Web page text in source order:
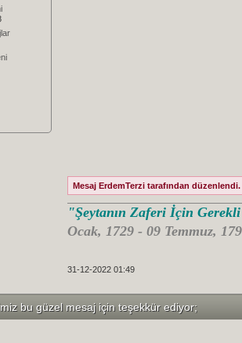
Mesaj ErdemTerzi tarafından
"Şeytanın Zaferi İçin
Ocak, 1729 - 09 Temmuz,
31-12-2022 01:49
bu güzel mesaj için teşekkür ediyor;